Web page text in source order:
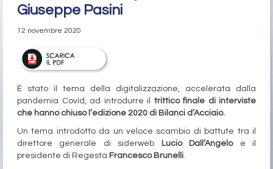
Giuseppe Pasini
12 novembre 2020
È stato il tema della digitalizzazione, accelerata dalla
pandemia Covid, ad introdurre il trittico finale di interviste
che hanno chiuso l’edizione 2020 di Bilanci d’Acciaio.
Un tema introdotto da un veloce scambio di battute tra il
direttore generale di siderweb Lucio Dall’Angeloe il
presidente di Regesta Francesco Brunelli.